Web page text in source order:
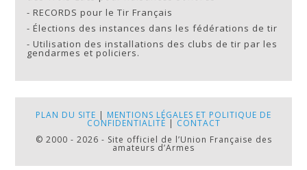
-RECORDS pour le Tir Français
-Élections des instances dans les fédérations de tir
-Utilisation des installations des clubs de tir par les
gendarmes et policiers.
PLAN DU SITE | MENTIONS LÉGALES ET POLITIQUE DE
CONFIDENTIALITÉ | CONTACT
© 2000 - 2026 - Site officiel de l’Union Française des
amateurs d’Armes